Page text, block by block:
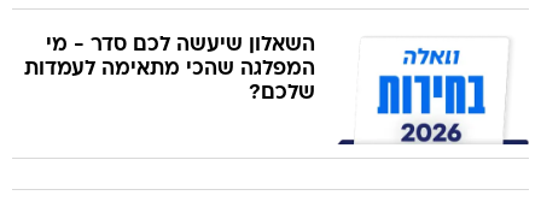
השאלון שיעשה לכם סדר - מי
המפלגה שהכי מתאימה לעמדות
שלכם?